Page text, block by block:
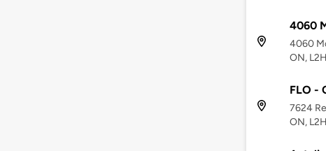
4060
4060
ON,
FLO -
7624
ON,